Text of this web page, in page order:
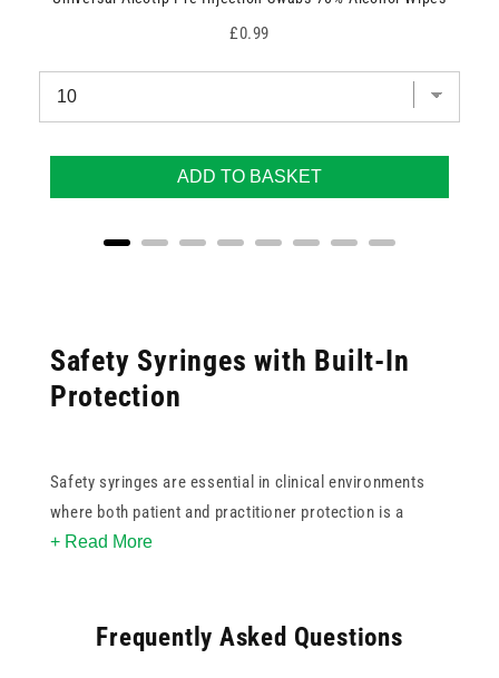
Price
£0.99
ADD TO BASKET
Safety Syringes with Built-In
Protection
Safety syringes are essential in clinical environments
where both patient and practitioner protection is a
priority. Eachsyringe
after use - helping reduce the risk of accidental
+ Read More
Frequently Asked Questions